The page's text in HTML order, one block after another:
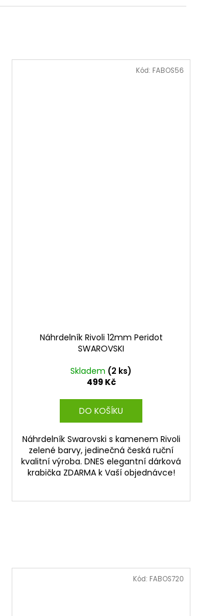
Náhrdelník Rivoli 12mm Peridot
SWAROVSKI
Skladem (2 ks)
499 Kč
DO KOŠÍKU
Náhrdelník Swarovski s kamenem Rivoli
zelené barvy, jedinečná česká ruční
kvalitní výroba. DNES elegantní dárková
krabička ZDARMA k Vaší objednávce!
Kód: FABOS56
Kód: FABOS720